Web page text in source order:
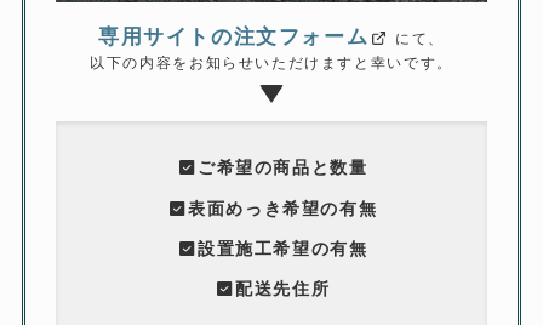
専用サイトの注文フォーム
にて、
以下の内容をお知らせいただけますと幸いです。
ご希望の商品と数量
表面めっき希望の有無
設置施工希望の有無
配送先住所